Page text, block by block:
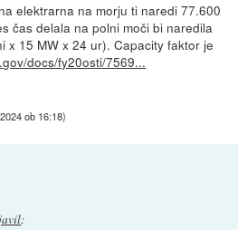
elektrarna na morju ti naredi 77.600
čas delala na polni moči bi naredila
x 15 MW x 24 ur). Capacity faktor je
docs/fy20osti/7569...
ob 16:18)
: